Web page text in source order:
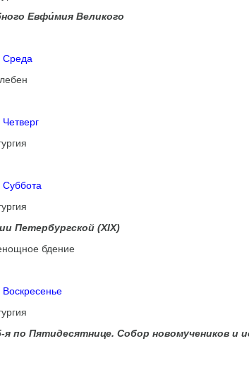
Евфи́мия Великого
Среда
Петербургской (XIX)
бдение
я по Пятидесятнице. Собор новомучеников и